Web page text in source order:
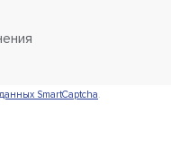
SmartCaptcha.